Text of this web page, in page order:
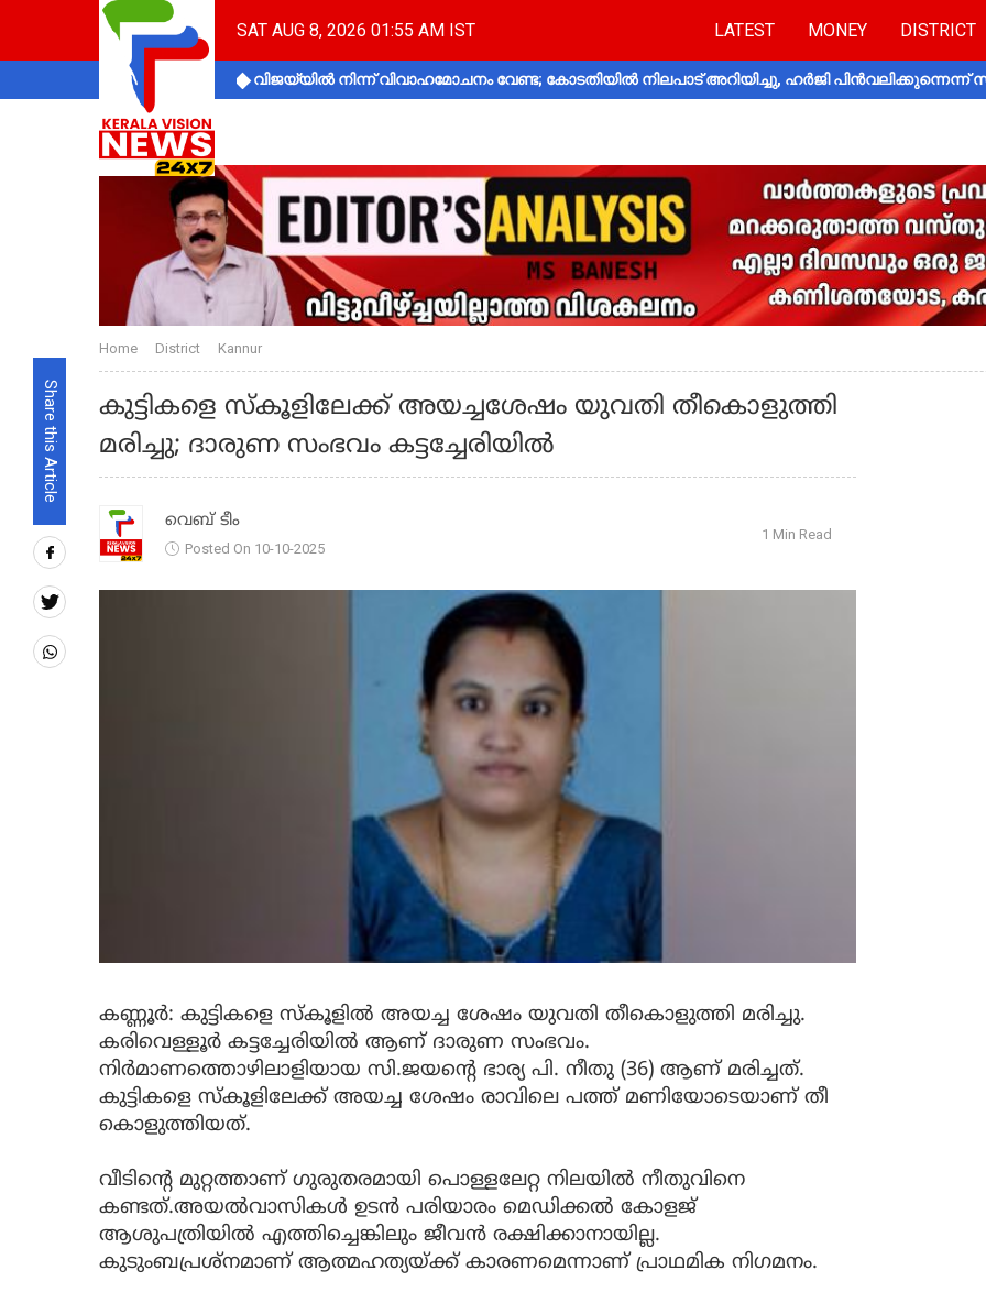
SAT AUG 8, 2026 01:55 AM IST LATEST MONEY DISTRICT
വിജയ്‌യിൽ നിന്ന് വിവാഹമോചനം വേണ്ട; കോടതിയിൽ നിലപാട് അറിയിച്ചു, ഹർജി പിൻവലിക്കുന്നെന്ന്
Share this Article
Home District Kannur
കുട്ടികളെ സ്കൂളിലേക്ക് അയച്ചശേഷം യുവതി തീകൊളുത്തി
മരിച്ചു; ദാരുണ സംഭവം കട്ടച്ചേരിയിൽ
വെബ് ടീം
Posted On 10-10-2025
1 Min Read
കണ്ണൂർ: കുട്ടികളെ സ്കൂളിൽ അയച്ച ശേഷം യുവതി തീകൊളുത്തി മരിച്ചു.
കരിവെള്ളൂർ കട്ടച്ചേരിയിൽ ആണ് ദാരുണ സംഭവം.
നിർമാണത്തൊഴിലാളിയായ സി.ജയന്റെ ഭാര്യ പി. നീതു (36) ആണ് മരിച്ചത്.
കുട്ടികളെ സ്കൂളിലേക്ക് അയച്ച ശേഷം രാവിലെ പത്ത് മണിയോടെയാണ് തീ
കൊളുത്തിയത്.
വീടിന്റെ മുറ്റത്താണ് ഗുരുതരമായി പൊള്ളലേറ്റ നിലയിൽ നീതുവിനെ
കണ്ടത്.അയൽവാസികൾ ഉടൻ പരിയാരം മെഡിക്കൽ കോളജ്
ആശുപത്രിയിൽ എത്തിച്ചെങ്കിലും ജീവൻ രക്ഷിക്കാനായില്ല.
കുടുംബപ്രശ്നമാണ് ആത്മഹത്യയ്ക്ക് കാരണമെന്നാണ് പ്രാഥമിക നിഗമനം.